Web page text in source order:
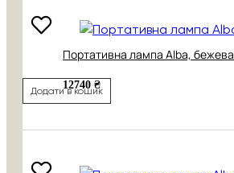
Портативна лампа Alba, бежева
12740 ₴
Додати в кошик